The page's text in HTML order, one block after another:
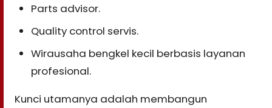
Parts advisor.
Quality control servis.
Wirausaha bengkel kecil berbasis layanan
profesional.
Kunci utamanya adalah membangun